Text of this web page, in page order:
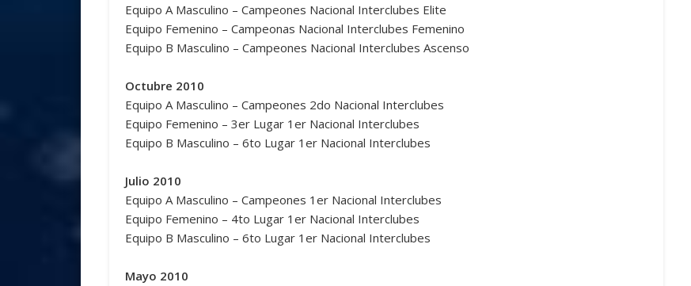
Equipo A Masculino – Campeones Nacional Interclubes Elite
Equipo Femenino – Campeonas Nacional Interclubes Femenino
Equipo B Masculino – Campeones Nacional Interclubes Ascenso
Octubre 2010
Equipo A Masculino – Campeones 2do Nacional Interclubes
Equipo Femenino – 3er Lugar 1er Nacional Interclubes
Equipo B Masculino – 6to Lugar 1er Nacional Interclubes
Julio 2010
Equipo A Masculino – Campeones 1er Nacional Interclubes
Equipo Femenino – 4to Lugar 1er Nacional Interclubes
Equipo B Masculino – 6to Lugar 1er Nacional Interclubes
Mayo 2010